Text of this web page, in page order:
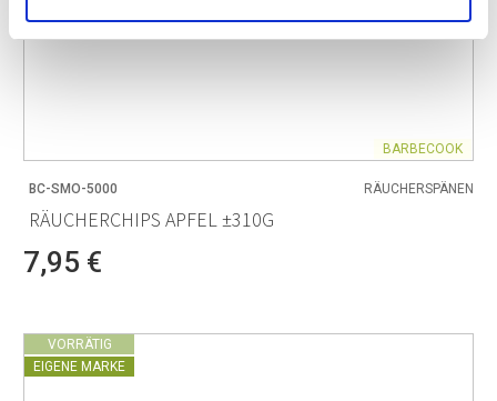
BARBECOOK
BC-SMO-5000 RÄUCHERSPÄNEN
RÄUCHERCHIPS APFEL ±310G
7,95 €
VORRÄTIG
EIGENE MARKE